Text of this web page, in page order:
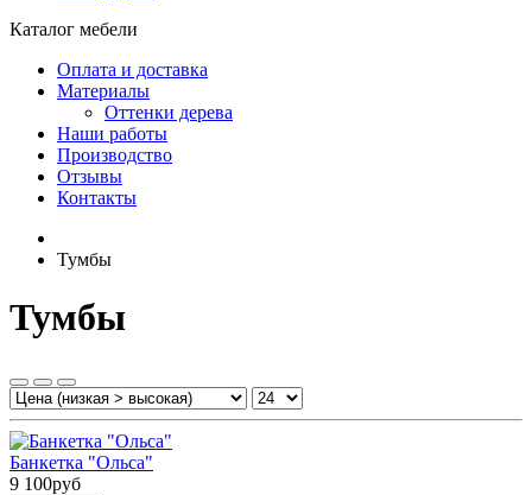
Каталог мебели
Оплата и доставка
Материалы
Оттенки дерева
Наши работы
Производство
Отзывы
Контакты
Тумбы
Тумбы
Банкетка "Ольса"
9 100руб